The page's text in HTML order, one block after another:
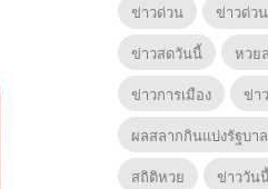
ข่าวด่วน
ข่าวด่ว
ข่าวสดวันนี้
หวย
ข่าวการเมือง
ข่า
ผลสลากกินแบ่งรัฐบาล
สถิติหวย
ข่าววัน